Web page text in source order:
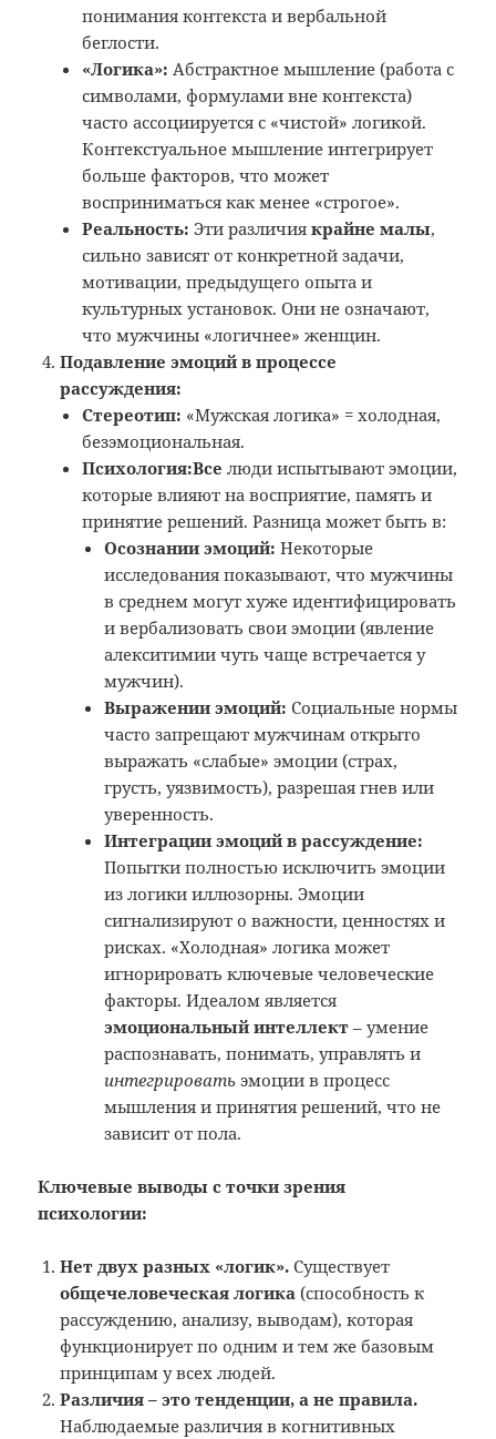
понимания контекста и вербальной
беглости.
«Логика»: Абстрактное мышление (работа с
символами, формулами вне контекста)
часто ассоциируется с «чистой» логикой.
Контекстуальное мышление интегрирует
больше факторов, что может
восприниматься как менее «строгое».
Реальность: Эти различиякрайне малы,
сильно зависят от конкретной задачи,
мотивации, предыдущего опыта и
культурных установок. Они не означают,
что мужчины «логичнее» женщин.
Подавление эмоций в процессе
рассуждения:
Стереотип: «Мужская логика» = холодная,
безэмоциональная.
Психология:Все люди испытывают эмоции,
которые влияют на восприятие, память и
принятие решений. Разница может быть в:
Осознании эмоций: Некоторые
исследования показывают, что мужчины
в среднем могут хуже идентифицировать
и вербализовать свои эмоции (явление
алекситимии чуть чаще встречается у
мужчин).
Выражении эмоций: Социальные нормы
часто запрещают мужчинам открыто
выражать «слабые» эмоции (страх,
грусть, уязвимость), разрешая гнев или
уверенность.
Интеграции эмоций в рассуждение:
Попытки полностью исключить эмоции
из логики иллюзорны. Эмоции
сигнализируют о важности, ценностях и
рисках. «Холодная» логика может
игнорировать ключевые человеческие
факторы. Идеалом является
эмоциональный интеллект – умение
распознавать, понимать, управлять и
интегрировать эмоции в процесс
мышления и принятия решений, что не
зависит от пола.
Ключевые выводы с точки зрения
психологии:
Нет двух разных «логик». Существует
общечеловеческая логика (способность к
рассуждению, анализу, выводам), которая
функционирует по одним и тем же базовым
принципам у всех людей.
Различия – это тенденции, а не правила.
Наблюдаемые различия в когнитивных